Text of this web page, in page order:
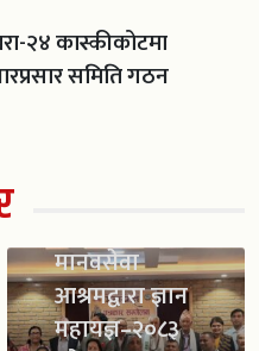
२४ कास्कीकोटमा
समिति गठन
मानवसेवा
आश्रमद्वारा ज्ञान
महायज्ञ–२०८३